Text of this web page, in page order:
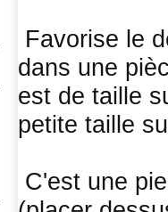
Favorise le
dans une
est de taille
petite taille
C'est une